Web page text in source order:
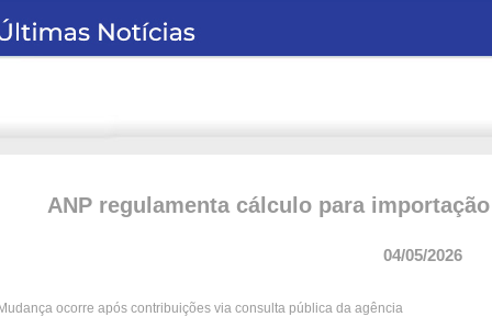
ANP regulamenta cálculo para
04/05/2026
ocorre após contribuições via consulta pública da agência